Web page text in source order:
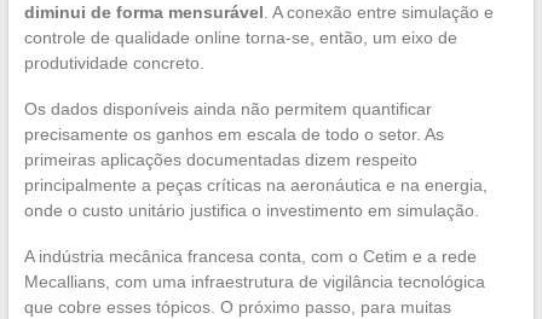
diminui de forma mensurável. A conexão entre simulação e
controle de qualidade online torna-se, então, um eixo de
produtividade concreto.
Os dados disponíveis ainda não permitem quantificar
precisamente os ganhos em escala de todo o setor. As
primeiras aplicações documentadas dizem respeito
principalmente a peças críticas na aeronáutica e na energia,
onde o custo unitário justifica o investimento em simulação.
A indústria mecânica francesa conta, com o Cetim e a rede
Mecallians, com uma infraestrutura de vigilância tecnológica
que cobre esses tópicos. O próximo passo, para muitas